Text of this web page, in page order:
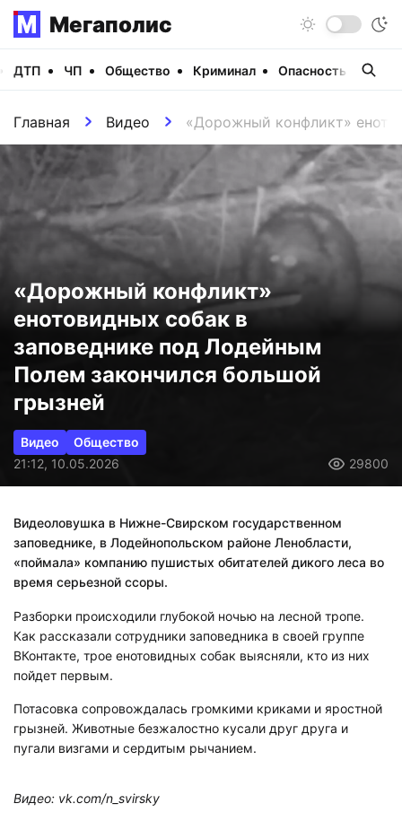
Мегаполис
ДТП ЧП Общество Криминал Опасность
Главная Видео «Дорожный конфликт»
«Дорожный конфликт»
енотовидных собак в
заповеднике под Лодейным
Полем закончился большой
грызней
Видео
Общество
21:12, 10.05.2026
29800
Видеоловушка в Нижне-Свирском государственном
заповеднике, в Лодейнопольском районе Ленобласти,
«поймала» компанию пушистых обитателей дикого леса во
время серьезной ссоры.
Разборки происходили глубокой ночью на лесной тропе.
Как рассказали сотрудники заповедника в своей группе
ВКонтакте, трое енотовидных собак выясняли, кто из них
пойдет первым.
Потасовка сопровождалась громкими криками и яростной
грызней. Животные безжалостно кусали друг друга и
пугали визгами и сердитым рычанием.
Видео: vk.com/n_svirsky